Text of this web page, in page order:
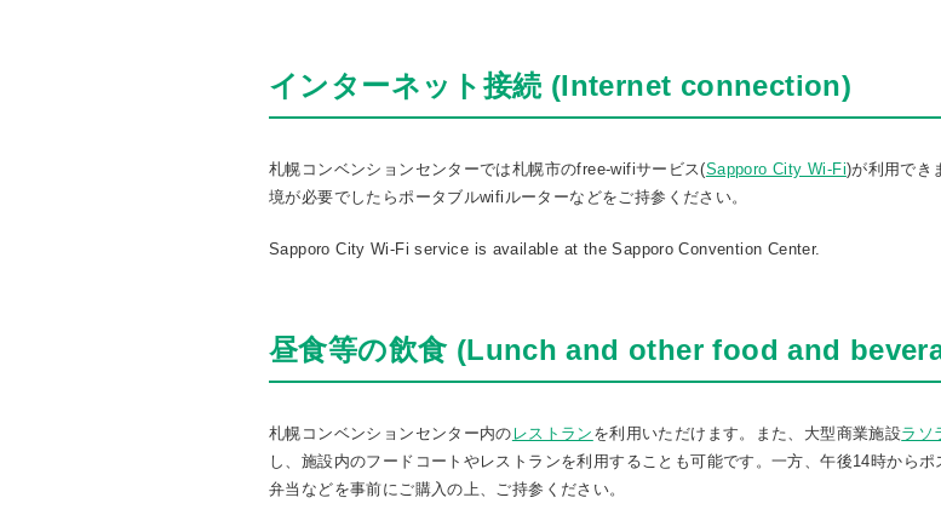
インターネット接続 (Internet connection)
札幌コンベンションセンターでは札幌市のfree-wifiサービス(Sapporo City Wi-Fi)が利用でき
境が必要でしたらポータブルwifiルーターなどをご持参ください。
Sapporo City Wi-Fi service is available at the Sapporo Convention Center.
昼食等の飲食 (Lunch and other food and
札幌コンベンションセンター内の レストラン を利用いただけます。また、大型商業施設ラソ
し、施設内のフードコートやレストランを利用することも可能です。一方、午後14時から
弁当などを事前にご購入の上、ご持参ください。